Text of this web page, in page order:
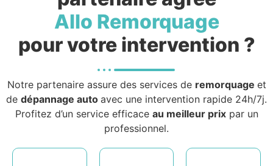
Allo Remorquage
pour votre intervention ?
Notre partenaire assure des services de remorquage et
de dépannage auto avec une intervention rapide 24h/7j.
Profitez d’un service efficace au meilleur prixpar un
professionnel.